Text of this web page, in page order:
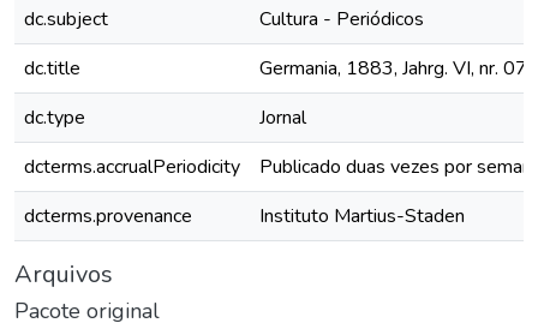
dc.subject
Cultura - Periódicos
dc.title
Germania, 1883, Jahrg. VI, nr. 076
dc.type
Jornal
dcterms.accrualPeriodicity
Publicado duas vezes por
dcterms.provenance
Instituto Martius-Staden
Arquivos
Pacote original